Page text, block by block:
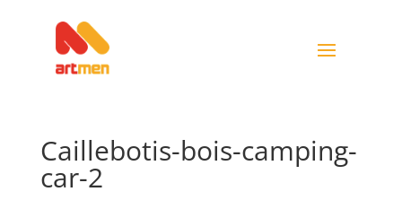
Caillebotis-bois-camping-
car-2